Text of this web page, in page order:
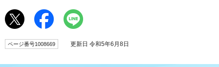
ページ番号1008669 更新日 令和5年6月8日